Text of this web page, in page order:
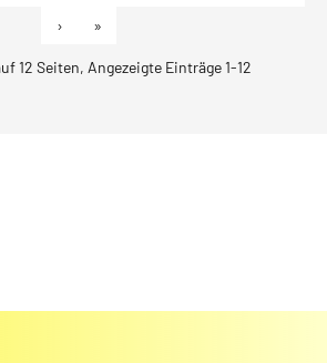
›
»
12 Seiten, Angezeigte Einträge 1-12